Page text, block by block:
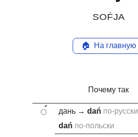
SOF́JA
🏠 На главную
Почему так
◌́ дань → dań по-русски
dań по-польски